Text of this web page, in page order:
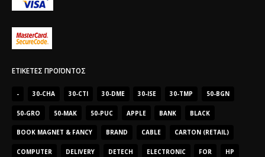
ΕΤΙΚΈΤΕΣ ΠΡΟΪΌΝΤΟΣ
- 30-CHA 30-CTI 30-DME 30-ISE 30-TMP 50-BGN
50-GRO 50-MAK 50-PUC APPLE BANK BLACK
BOOK MAGNET & FANCY BRAND CABLE CARTON (RETAIL)
COMPUTER DELIVERY DETECH ELECTRONIC FOR HP